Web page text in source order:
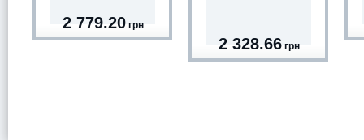
2 779.20 грн
2 328.66 грн